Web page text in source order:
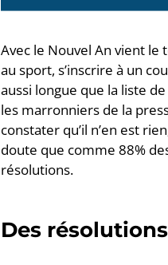
Avec le Nouvel An vient
au sport, s’inscrire à un
aussi longue que la liste
les marronniers de la
constater qu’il n’en est
doute que comme 88%
résolutions.
Des